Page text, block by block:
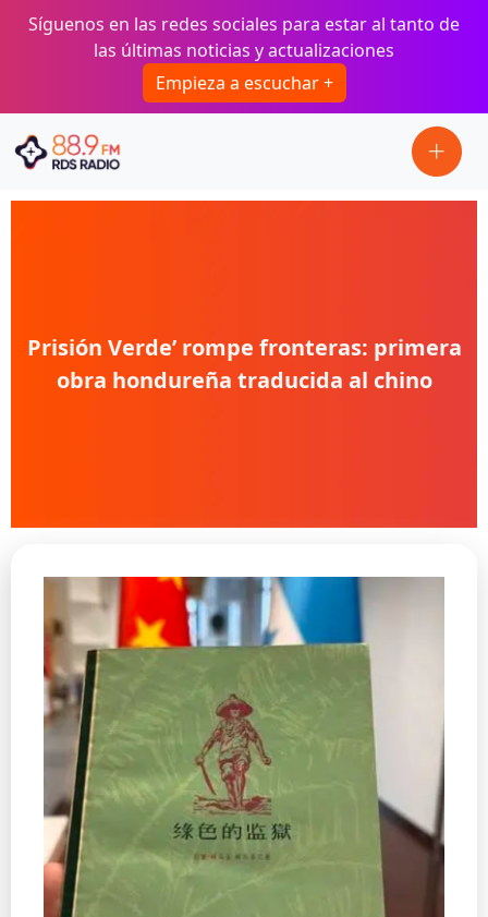
Pasar al contenido principal
Síguenos en las redes sociales para estar al tanto de
las últimas noticias y actualizaciones
Empieza a escuchar +
Prisión Verde’ rompe fronteras: primera
obra hondureña traducida al chino